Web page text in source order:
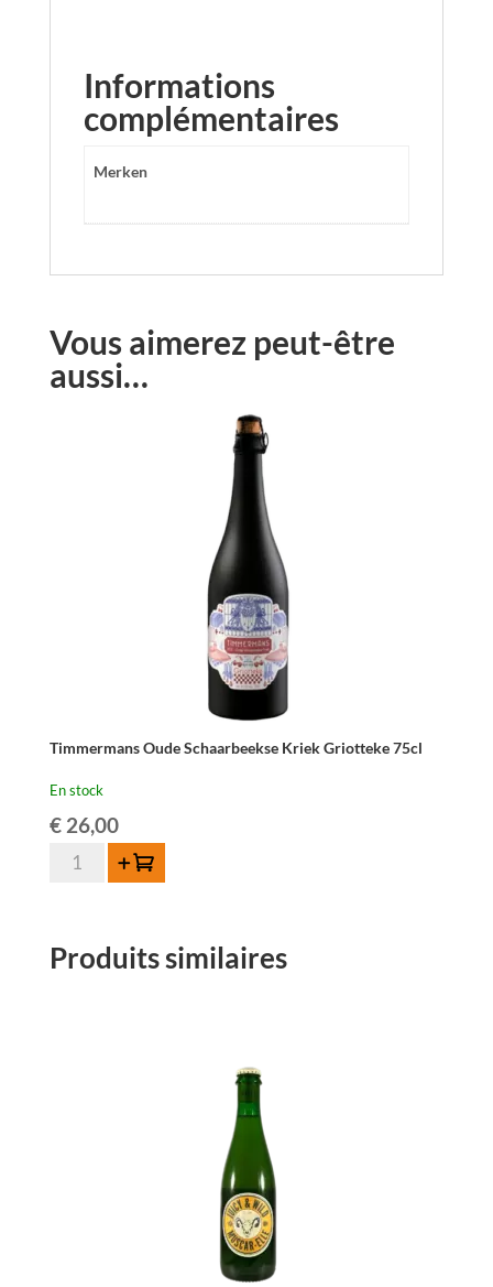
Informations
complémentaires
Merken
Vous aimerez peut-être
aussi…
Timmermans Oude Schaarbeekse Kriek Griotteke 75cl
En stock
€26,00
quantité
Schaarbeekse
Ajouter au panier
Produits similaires